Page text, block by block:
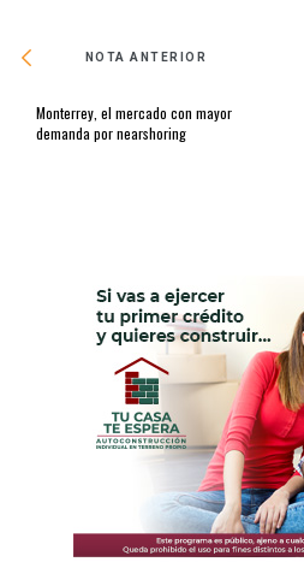
NOTA ANTERIOR
Monterrey, el mercado con mayor
demanda por nearshoring